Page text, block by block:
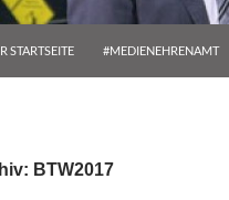
STARTSEITE #MEDIENEHRENAMT
BTW2017